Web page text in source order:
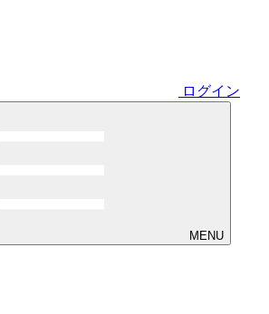
ログイン
MENU